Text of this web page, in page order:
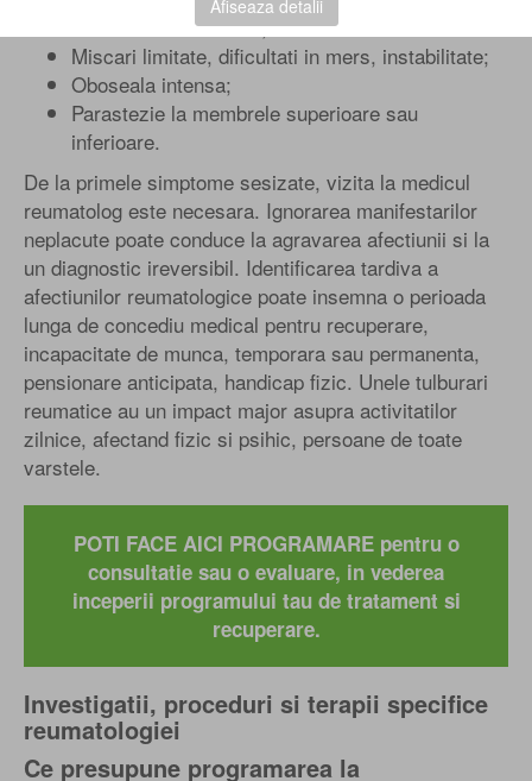
Afiseaza detalii
Slabiciune musculara;
Miscari limitate, dificultati in mers, instabilitate;
Oboseala intensa;
Parastezie la membrele superioare sau
inferioare.
De la primele simptome sesizate, vizita la medicul
reumatolog este necesara. Ignorarea manifestarilor
neplacute poate conduce la agravarea afectiunii si la
un diagnostic ireversibil. Identificarea tardiva a
afectiunilor reumatologice poate insemna o perioada
lunga de concediu medical pentru recuperare,
incapacitate de munca, temporara sau permanenta,
pensionare anticipata, handicap fizic. Unele tulburari
reumatice au un impact major asupra activitatilor
zilnice, afectand fizic si psihic, persoane de toate
varstele.
POTI FACE AICI PROGRAMARE pentru o
consultatie sau o evaluare, in vederea
inceperii programului tau de tratament si
recuperare.
Investigatii, proceduri si terapii specifice
reumatologiei
Ce presupune programarea la